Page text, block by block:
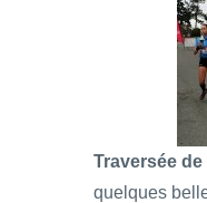
Traversée
quelques